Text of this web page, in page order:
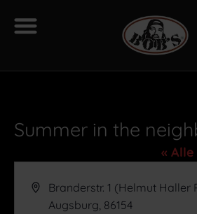
Summer in the
«
Adresse
Branderstr. 1 (Helmut Haller
Augsburg 86154